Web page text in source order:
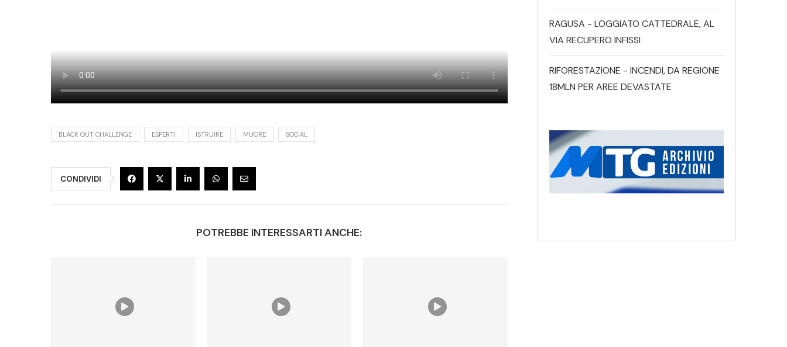
BLACK OUT CHALLENGE ESPERTI ISTRUIRE MUORE SOCIAL
CONDIVIDI
POTREBBE INTERESSARTI ANCHE:
RAGUSA - LOGGIATO CATTEDRALE, AL
VIA RECUPERO INFISSI
RIFORESTAZIONE - INCENDI, DA REGIONE
18MLN PER AREE DEVASTATE